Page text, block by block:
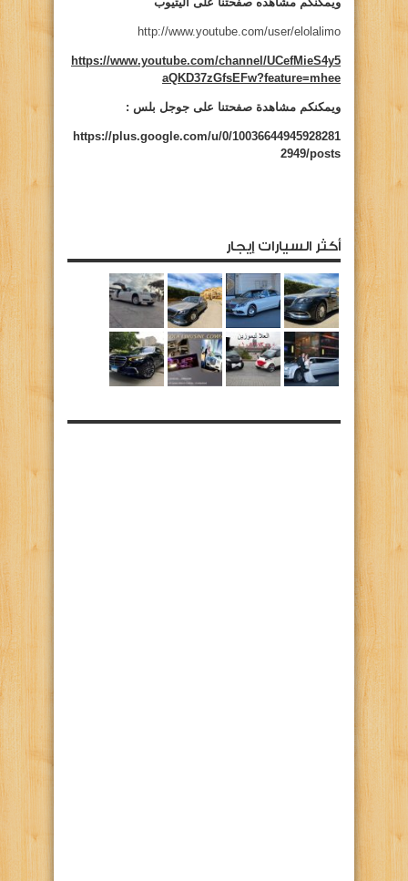
http://www.youtube.com/user/elolalimo
https://www.youtube.com/channel/UCefMieS4y5
aQKD37zGfsEFw?feature=mhee
ويمكنكم مشاهدة صفحتنا على جوجل بلس :
https://plus.google.com/u/0/10036644945928281
2949/posts
أكثر السيارات إيجار